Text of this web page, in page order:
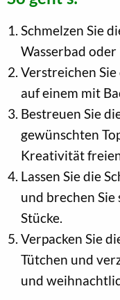
Schmelzen Sie
Wasserbad
Verstreichen
auf einem mit
Bestreuen Sie
gewünschten
Kreativität
Lassen Sie die
und brechen
Stücke.
Verpacken Sie
Tütchen und
und